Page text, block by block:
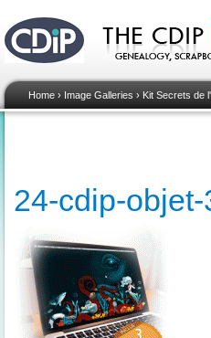
Home › Image Galleries › Kit Secrets de
24-cdip-